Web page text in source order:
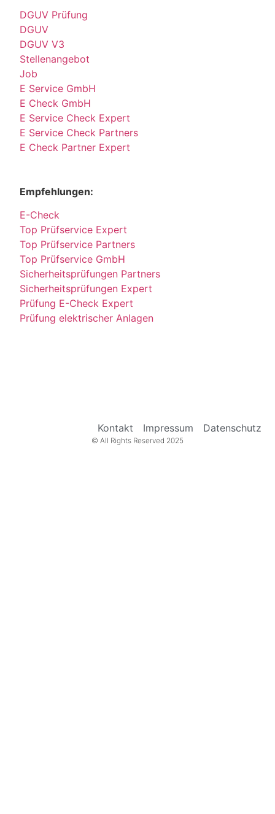
DGUV Prüfung
DGUV
DGUV V3
Stellenangebot
Job
E Service GmbH
E Check GmbH
E Service Check Expert
E Service Check Partners
E Check Partner Expert
Empfehlungen:
E-Check
Top Prüfservice Expert
Top Prüfservice Partners
Top Prüfservice GmbH
Sicherheitsprüfungen Partners
Sicherheitsprüfungen Expert
Prüfung E-Check Expert
Prüfung elektrischer Anlagen
Kontakt Impressum Datenschutz
© All Rights Reserved 2025